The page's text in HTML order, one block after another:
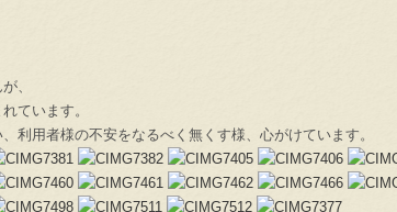
、
ています。
利用者様の不安をなるべく無くす様、心がけています。